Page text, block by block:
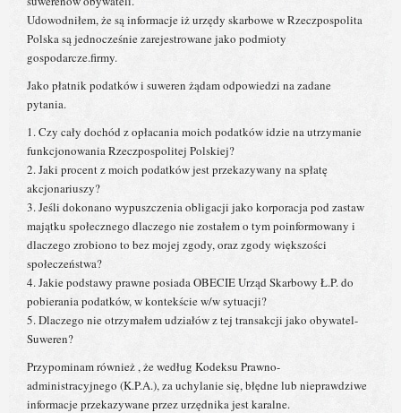
Udowodniłem, że są informacje iż urzędy skarbowe w Rzeczpospolita
Polska są jednocześnie zarejestrowane jako podmioty
gospodarcze.firmy.
Jako płatnik podatków i suweren żądam odpowiedzi na zadane
pytania.
1. Czy cały dochód z opłacania moich podatków idzie na utrzymanie
funkcjonowania Rzeczpospolitej Polskiej?
2. Jaki procent z moich podatków jest przekazywany na spłatę
akcjonariuszy?
3. Jeśli dokonano wypuszczenia obligacji jako korporacja pod zastaw
majątku społecznego dlaczego nie zostałem o tym poinformowany i
dlaczego zrobiono to bez mojej zgody, oraz zgody większości
społeczeństwa?
4. Jakie podstawy prawne posiada OBECIE Urząd Skarbowy Ł.P. do
pobierania podatków, w kontekście w/w sytuacji?
5. Dlaczego nie otrzymałem udziałów z tej transakcji jako obywatel-
Suweren?
Przypominam również , że według Kodeksu Prawno-
administracyjnego (K.P.A.), za uchylanie się, błędne lub nieprawdziwe
informacje przekazywane przez urzędnika jest karalne.